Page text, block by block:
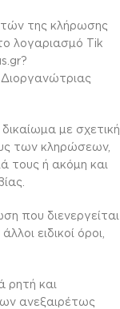
της κλήρωσης
λογαριασμό Tik
με σχετική
των κληρώσεων,
τους ή ακόμη και
που διενεργείται
ειδικοί όροι,
ρητή και
ανεξαιρέτως